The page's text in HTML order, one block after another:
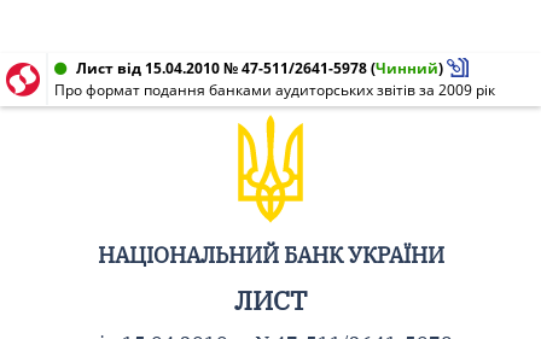
Лист від 15.04.2010 № 47-511/2641-5978(Чинний)
Про формат подання банками аудиторських звітів за 2009 рік
НАЦІОНАЛЬНИЙ БАНК УКРАЇНИ
ЛИСТ